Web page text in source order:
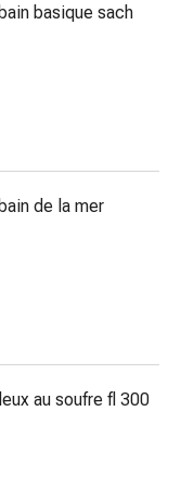
basique sach
de la mer
au soufre fl 300